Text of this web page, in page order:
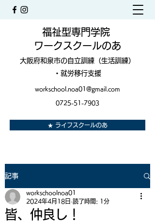
福祉型専門学院
ワークスクールのあ
大阪府和泉市の自立訓練（生活訓練）
・就労移行支援
workschool.noa01@gmail.com
0725-51-7903
★ ライフスクールのあ
記事
皆、仲良し！
workschoolnoa01
2024年4月18日 読了時間: 1分